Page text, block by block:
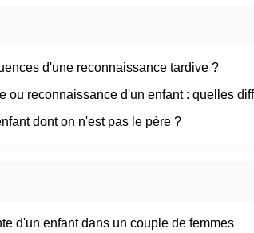
d'une reconnaissance tardive ?
ou reconnaissance d'un enfant : quelles
dont on n'est pas le père ?
d'un enfant dans un couple de femmes